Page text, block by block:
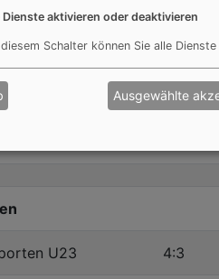
1. Gruppe A gegen 2.
U23 0:0
-
U23 4:3
Dienste aktivieren oder deaktivieren
Schalter können Sie alle
Ausgewählte